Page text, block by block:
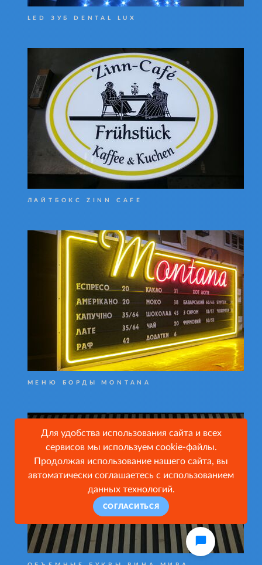
LED ЗУБ DENTAL LUX
ЛАЙТБОКС ZINN CAFE
МЕНЮ БОРДЫ MONTANA
Для удобства использования сайта и всех
сервисов мы используем cookie-файлы.
Продолжая использование нашего сайта, вы
автоматически соглашаетесь с использованием
данных технологий.
СОГЛАСИТЬСЯ